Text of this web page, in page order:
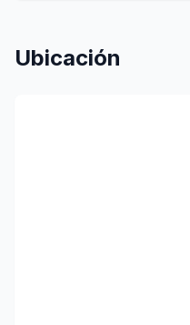
Ubicación